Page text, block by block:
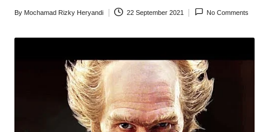
Posted
By Mochamad Rizky Heryandi 22 September 2021 No Comments